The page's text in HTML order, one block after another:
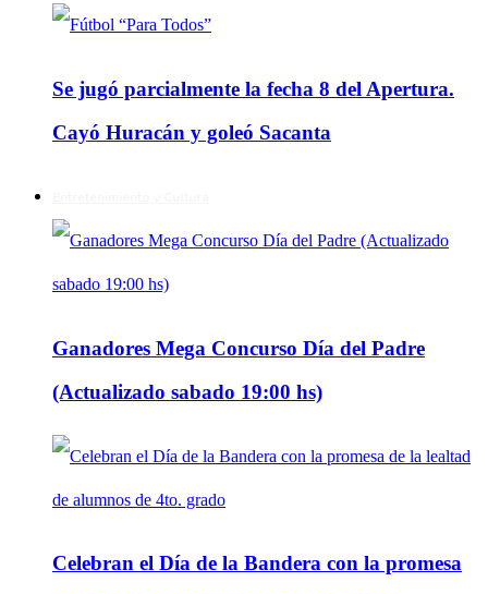
Se jugó parcialmente la fecha 8 del Apertura.
Cayó Huracán y goleó Sacanta
Ganadores Mega Concurso Día del Padre
(Actualizado sabado 19:00 hs)
Celebran el Día de la Bandera con la promesa